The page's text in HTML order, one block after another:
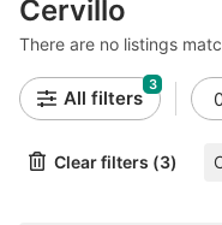
Cervillo
There are no listings
All filters
3
Clear filters (3)